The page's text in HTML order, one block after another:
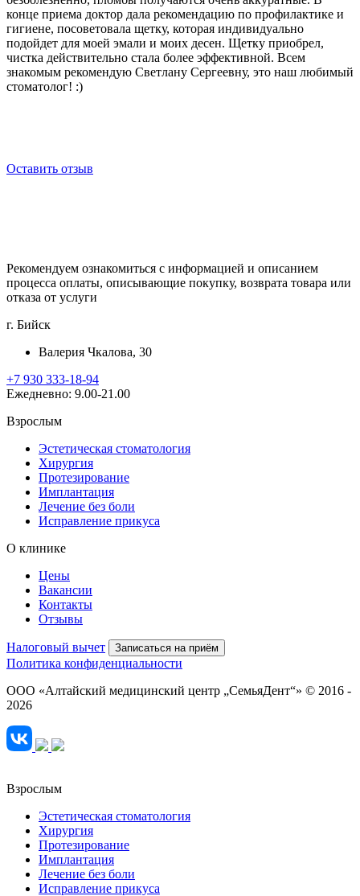
конце приема доктор дала рекомендацию по профилактике и
гигиене, посоветовала щетку, которая индивидуально
подойдет для моей эмали и моих десен. Щетку приобрел,
чистка действительно стала более эффективной. Всем
знакомым рекомендую Светлану Сергеевну, это наш любимый
стоматолог! :)
Оставить отзыв
Рекомендуем ознакомиться с информацией и описанием
процессa оплаты, описывающие покупку, возврата товара или
отказа от услуги
г. Бийск
Валерия Чкалова, 30
+7 930 333-18-94
Ежедневно: 9.00-21.00
Взрослым
Эстетическая стоматология
Хирургия
Протезирование
Имплантация
Лечение без боли
Исправление прикуса
О клинике
Цены
Вакансии
Контакты
Отзывы
Налоговый вычет Записаться на приём
Политика конфиденциальности
ООО «Алтайский медицинский центр „СемьяДент“» © 2016 -
2026
Взрослым
Эстетическая стоматология
Хирургия
Протезирование
Имплантация
Лечение без боли
Исправление прикуса